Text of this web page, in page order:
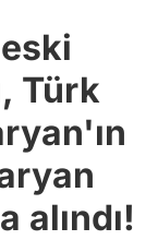
Türk
alındı!